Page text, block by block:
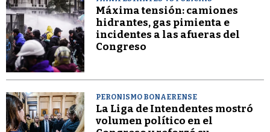
Máxima tensión: camiones
hidrantes, gas pimienta e
incidentes a las afueras del
Congreso
PERONISMO BONAERENSE
La Liga de Intendentes mostró
volumen político en el